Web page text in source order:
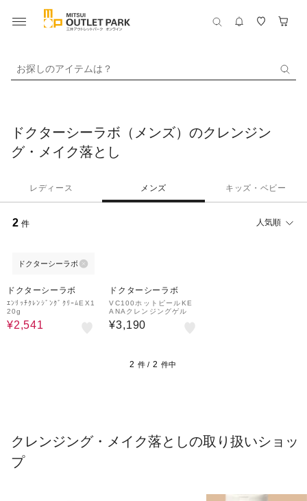
お探しのアイテムは？
ドクターシーラボ（メンズ）のクレンジン
グ・メイク落とし
レディース メンズ キッズ・ベビー
2 件 人気順
ドクターシーラボ
ドクターシーラボ
ｴﾝﾘｯﾁｸﾚﾝｼﾞﾝｸﾞｸﾘｰﾑEX1
20g
¥2,541
ドクターシーラボ
VC100ホットピールKE
ANAクレンジングゲル
¥3,190
2 件 / 2 件中
クレンジング・メイク落としの取り扱いショッ
プ